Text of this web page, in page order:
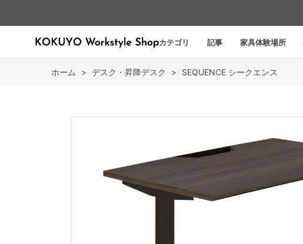
カテゴリ 記事 家具体験場所
ホーム > デスク・昇降デスク > SEQUENCE シークエンス